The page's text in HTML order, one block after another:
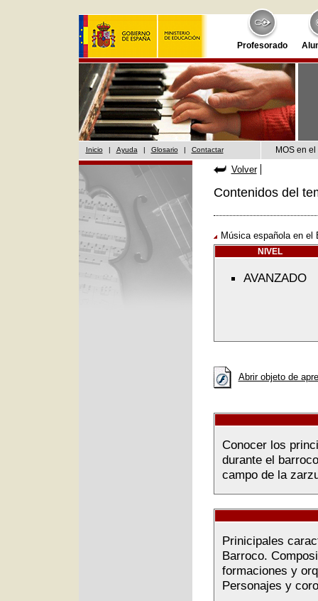
Profesorado
Inicio | Ayuda | Glosario | Contactar MOS en
Volver
Contenidos del
Música española en el
NIVEL
AVANZADO
Abrir objeto de
Conocer los
durante el
campo de la
Prinicipales
Barroco.
formaciones y
Personajes y